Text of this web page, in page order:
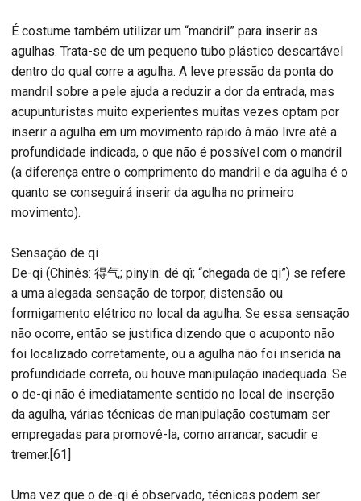
É costume também utilizar um “mandril” para inserir as
agulhas. Trata-se de um pequeno tubo plástico descartável
dentro do qual corre a agulha. A leve pressão da ponta do
mandril sobre a pele ajuda a reduzir a dor da entrada, mas
acupunturistas muito experientes muitas vezes optam por
inserir a agulha em um movimento rápido à mão livre até a
profundidade indicada, o que não é possível com o mandril
(a diferença entre o comprimento do mandril e da agulha é o
quanto se conseguirá inserir da agulha no primeiro
movimento).
Sensação de qi
De-qi (Chinês: 得气; pinyin: dé qì; “chegada de qi”) se refere
a uma alegada sensação de torpor, distensão ou
formigamento elétrico no local da agulha. Se essa sensação
não ocorre, então se justifica dizendo que o acuponto não
foi localizado corretamente, ou a agulha não foi inserida na
profundidade correta, ou houve manipulação inadequada. Se
o de-qi não é imediatamente sentido no local de inserção
da agulha, várias técnicas de manipulação costumam ser
empregadas para promovê-la, como arrancar, sacudir e
tremer.[61]
Uma vez que o de-qi é observado, técnicas podem ser